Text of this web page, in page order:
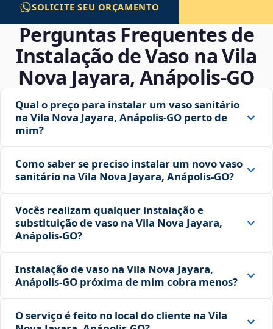
SOLICITE SEU ORÇAMENTO
Perguntas Frequentes de
Instalação de Vaso na Vila
Nova Jayara, Anápolis‑GO
Qual o preço para instalar um vaso sanitário
na Vila Nova Jayara, Anápolis‑GO perto de
mim?
Como saber se preciso instalar um novo vaso
sanitário na Vila Nova Jayara, Anápolis‑GO?
Vocês realizam qualquer instalação e
substituição de vaso na Vila Nova Jayara,
Anápolis‑GO?
Instalação de vaso na Vila Nova Jayara,
Anápolis‑GO próxima de mim cobra menos?
O serviço é feito no local do cliente na Vila